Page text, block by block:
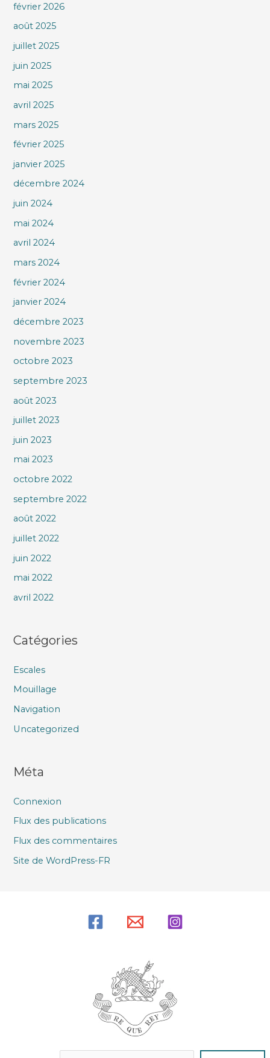
février 2026
août 2025
juillet 2025
juin 2025
mai 2025
avril 2025
mars 2025
février 2025
janvier 2025
décembre 2024
juin 2024
mai 2024
avril 2024
mars 2024
février 2024
janvier 2024
décembre 2023
novembre 2023
octobre 2023
septembre 2023
août 2023
juillet 2023
juin 2023
mai 2023
octobre 2022
septembre 2022
août 2022
juillet 2022
juin 2022
mai 2022
avril 2022
Catégories
Escales
Mouillage
Navigation
Uncategorized
Méta
Connexion
Flux des publications
Flux des commentaires
Site de WordPress-FR